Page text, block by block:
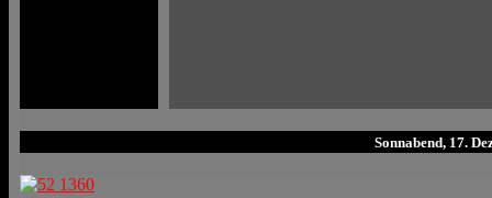
Sonnabend, 17.